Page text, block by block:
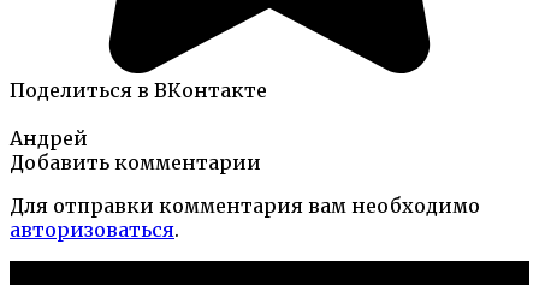
Поделиться в ВКонтакте
Андрей
Добавить комментарии
Для отправки комментария вам необходимо
авторизоваться.